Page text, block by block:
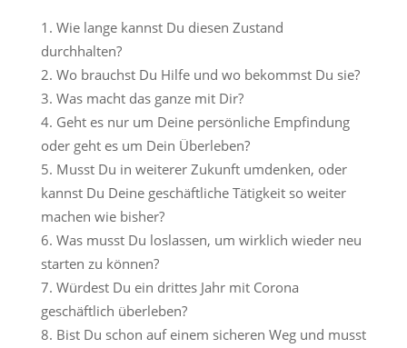
Wie lange kannst Du diesen Zustand
durchhalten?
Wo brauchst Du Hilfe und wo bekommst Du sie?
Was macht das ganze mit Dir?
Geht es nur um Deine persönliche Empfindung
oder geht es um Dein Überleben?
Musst Du in weiterer Zukunft umdenken, oder
kannst Du Deine geschäftliche Tätigkeit so weiter
machen wie bisher?
Was musst Du loslassen, um wirklich wieder neu
starten zu können?
Würdest Du ein drittes Jahr mit Corona
geschäftlich überleben?
Bist Du schon auf einem sicheren Weg und musst